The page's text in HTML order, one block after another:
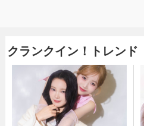
クランクイン！トレン